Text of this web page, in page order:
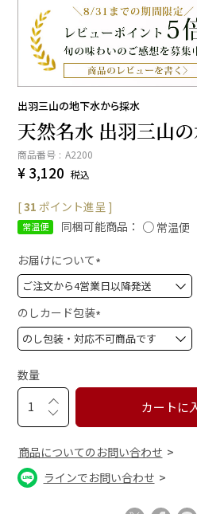
出羽三山の地下水から採水
天然名水 出羽三山
商品番号 A2200
¥ 3,120 税込
[31 ポイント進呈 ]
常温便 同梱可能商品： 常温便
お届けについて
(
必
須
)
のしカード包装
(
必
数量
カートに
商品についてのお問い合わせ
ラインでお問い合わせ